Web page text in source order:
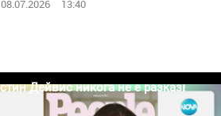
08.07.2026 13:40